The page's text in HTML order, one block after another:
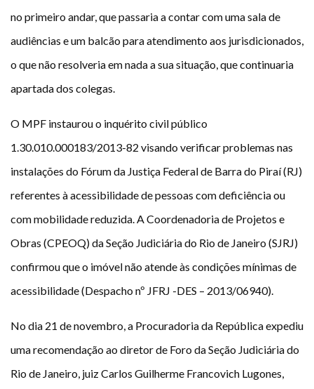
no primeiro andar, que passaria a contar com uma sala de
audiências e um balcão para atendimento aos jurisdicionados,
o que não resolveria em nada a sua situação, que continuaria
apartada dos colegas.
O MPF instaurou o inquérito civil público
1.30.010.000183/2013-82 visando verificar problemas nas
instalações do Fórum da Justiça Federal de Barra do Piraí (RJ)
referentes à acessibilidade de pessoas com deficiência ou
com mobilidade reduzida. A Coordenadoria de Projetos e
Obras (CPEOQ) da Seção Judiciária do Rio de Janeiro (SJRJ)
confirmou que o imóvel não atende às condições mínimas de
acessibilidade (Despacho nº JFRJ -DES – 2013/06940).
No dia 21 de novembro, a Procuradoria da República expediu
uma recomendação ao diretor de Foro da Seção Judiciária do
Rio de Janeiro, juiz Carlos Guilherme Francovich Lugones,